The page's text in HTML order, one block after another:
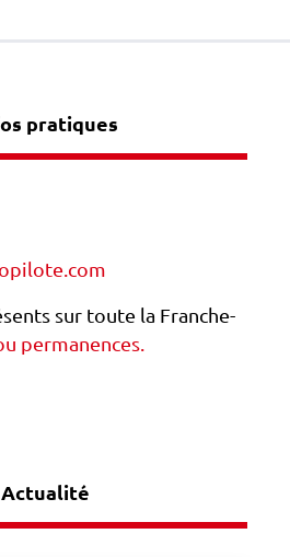
pratiques
sur toute la Franche-
permanences.
Actualité